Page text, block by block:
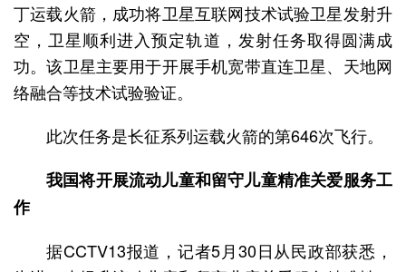
丁运载火箭，成功将卫星互联网技术试验卫星发射升
空，卫星顺利进入预定轨道，发射任务取得圆满成
功。该卫星主要用于开展手机宽带直连卫星、天地网
络融合等技术试验验证。
此次任务是长征系列运载火箭的第646次飞行。
我国将开展流动儿童和留守儿童精准关爱服务工
作
据CCTV13报道，记者5月30日从民政部获悉，